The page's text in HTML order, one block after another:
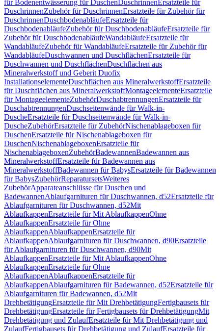
für Bodenentwässerung für DuschenDuschrinnenErsatzteile für
DuschrinnenZubehör für DuschrinnenErsatzteile für Zubehör für
DuschrinnenDuschbodenabläufeErsatzteile für
DuschbodenabläufeZubehör für DuschbodenabläufeErsatzteile für
Zubehör für DuschbodenabläufeWandabläufeErsatzteile für
WandabläufeZubehör für WandabläufeErsatzteile für Zubehör für
WandabläufeDuschwannen und DuschflächenErsatzteile für
Duschwannen und DuschflächenDuschflächen aus
Mineralwerkstoff und Geberit Duofix
InstallationselementeDuschflächen aus MineralwerkstoffErsatzteile
für Duschflächen aus MineralwerkstoffMontageelementeErsatzteile
für MontageelementeZubehörDuschabtrennungenErsatzteile für
DuschabtrennungenDuschseitenwände für Walk-in-
DuscheErsatzteile für Duschseitenwände für Walk-in-
DuscheZubehörErsatzteile für ZubehörNischenablageboxen für
DuschenErsatzteile für Nischenablageboxen für
DuschenNischenablageboxenErsatzteile für
NischenablageboxenZubehörBadewannenBadewannen aus
MineralwerkstoffErsatzteile für Badewannen aus
MineralwerkstoffBadewannen für BabysErsatzteile für Badewannen
für BabysZubehörReparatursetsWeiteres
ZubehörApparateanschlüsse für Duschen und
BadewannenAblaufgarnituren für Duschwannen, d52Ersatzteile für
Ablaufgarnituren für Duschwannen, d52Mit
AblaufkappenErsatzteile für Mit AblaufkappenOhne
AblaufkappenErsatzteile für Ohne
AblaufkappenAblaufkappenErsatzteile für
AblaufkappenAblaufgarnituren für Duschwannen, d90Ersatzteile
für Ablaufgarnituren für Duschwannen, d90Mit
AblaufkappenErsatzteile für Mit AblaufkappenOhne
AblaufkappenErsatzteile für Ohne
AblaufkappenAblaufkappenErsatzteile für
AblaufkappenAblaufgarnituren für Badewannen, d52Ersatzteile für
Ablaufgarnituren für Badewannen, d52Mit
DrehbetätigungErsatzteile für Mit DrehbetätigungFertigbausets für
DrehbetätigungErsatzteile für Fertigbausets für DrehbetätigungMit
Drehbetätigung und ZulaufErsatzteile für Mit Drehbetätigung und
ZulaufFertigbausets für Drehbetätigung und ZulaufErsatzteile für